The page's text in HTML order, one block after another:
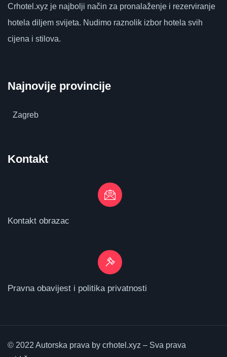
Crhotel.xyz je najbolji način za pronalaženje i rezerviranje
hotela diljem svijeta. Nudimo raznolik izbor hotela svih
cijena i stilova.
Najnovije provincije
Zagreb
Kontakt
Kontakt obrazac
Pravna obavijest i politika privatnosti
© 2022 Autorska prava by crhotel.xyz – Sva prava